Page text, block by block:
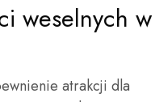
weselnych w
atrakcji dla